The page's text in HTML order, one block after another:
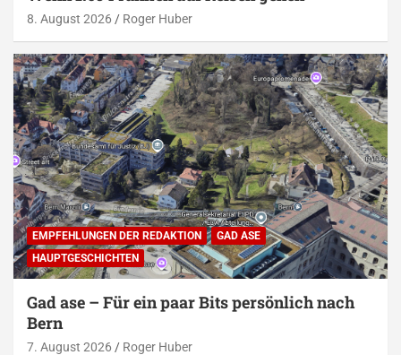
8. August 2026 Roger Huber
EMPFEHLUNGEN DER REDAKTION
GAD ASE
HAUPTGESCHICHTEN
Gad ase – Für ein paar Bits persönlich nach
Bern
7. August 2026 Roger Huber